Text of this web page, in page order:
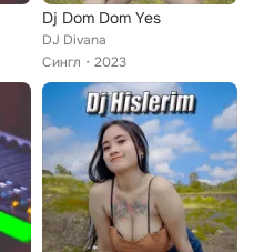
Dj Dom Dom Yes
DJ Divana
Сингл
2023